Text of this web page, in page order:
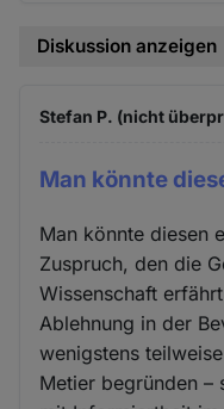
Diskussion anzeigen
Stefan P. (nicht
Man könnte
Man könnte diesen
Zuspruch, den die
Wissenschaft
Ablehnung in der
wenigstens
Metier begründen –